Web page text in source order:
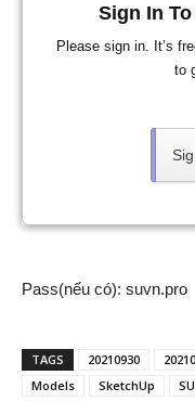
Sign In
Please sign in. It’s
to
Pass(nếu có): suvn.pro
TAGS 20210930
Models
SketchUp